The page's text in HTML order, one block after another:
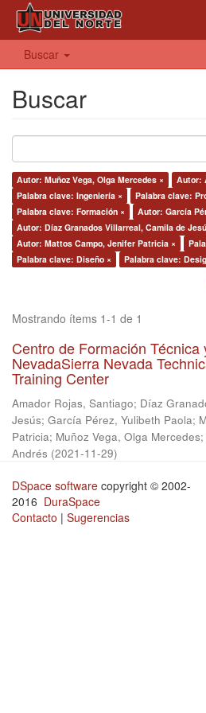
Buscar
Buscar
Autor: Muñoz Vega, Olga Mercedes ×
Autor:
Palabra clave: Ingeniería ×
Palabra clave:
Palabra clave: Formación ×
Autor: García
Autor: Díaz Granados Villarreal, Camila de
Autor: Mattos Campo, Jenifer Patricia ×
Palabra clave: Diseño ×
Palabra clave:
Mostrando ítems 1-1 de 1
Centro de Formación Técnica
NevadaSierra Nevada
Training Center
Amador Rojas, Santiago; Díaz
Jesús; García Pérez, Yulibeth Paola;
Patricia; Muñoz Vega, Olga Mercedes;
Andrés (2021-11-29)
DSpace software copyright © 2002-
2016 DuraSpace
Contacto | Sugerencias